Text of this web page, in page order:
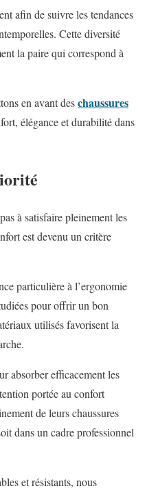
afin de suivre les tendances
Cette diversité
la paire qui correspond à
en avant deschaussures
élégance et durabilité dans
à satisfaire pleinement les
est devenu un critère
particulière à l’ergonomie
pour offrir un bon
utilisés favorisent la
absorber efficacement les
portée au confort
de leurs chaussures
dans un cadre professionnel
et résistants, nous